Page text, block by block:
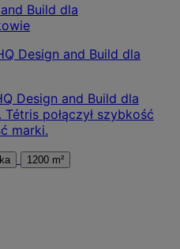
Design and Build dla
Design and Build dla
połączył szybkość
marki.
1200 m²